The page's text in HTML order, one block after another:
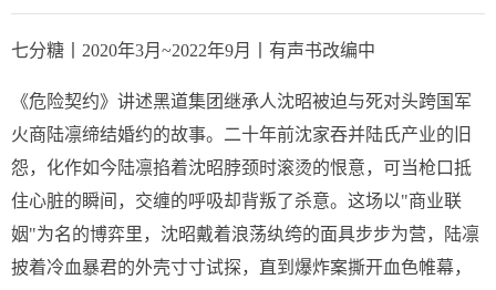
七分糖丨2020年3月~2022年9月丨有声书改编中
《危险契约》讲述黑道集团继承人沈昭被迫与死对头跨国军
火商陆凛缔结婚约的故事。二十年前沈家吞并陆氏产业的旧
怨，化作如今陆凛掐着沈昭脖颈时滚烫的恨意，可当枪口抵
住心脏的瞬间，交缠的呼吸却背叛了杀意。这场以"商业联
姻"为名的博弈里，沈昭戴着浪荡纨绔的面具步步为营，陆凛
披着冷血暴君的外壳寸寸试探，直到爆炸案撕开血色帷幕，